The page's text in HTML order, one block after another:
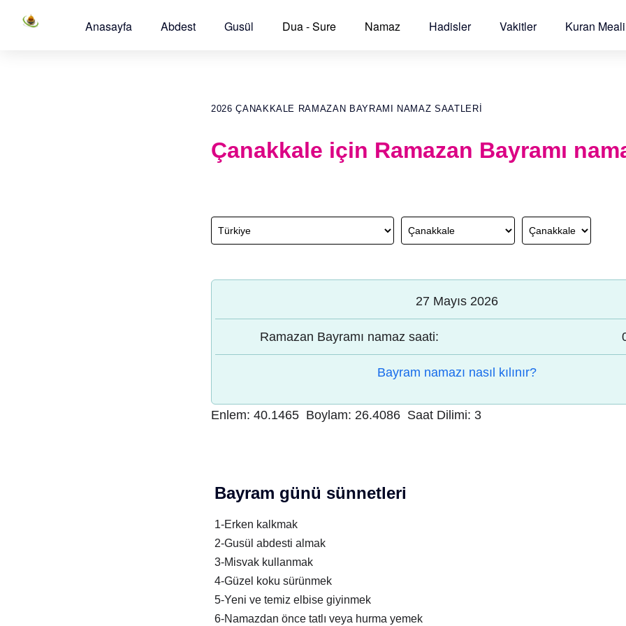
Anasayfa Abdest Gusül Dua - Sure Namaz Hadisler Vakitler Kuran Meali
2026 ÇANAKKALE RAMAZAN BAYRAMI NAMAZ SAATLERI
Çanakkale için Ramazan Bayramı
27 Mayıs 2026
Ramazan Bayramı namaz saati:
Bayram namazı nasıl kılınır?
Enlem: 40.1465 Boylam: 26.4086 Saat Dilimi: 3
Bayram günü sünnetleri
1-Erken kalkmak
2-Gusül abdesti almak
3-Misvak kullanmak
4-Güzel koku sürünmek
5-Yeni ve temiz elbise giyinmek
6-Namazdan önce tatlı veya hurma yemek